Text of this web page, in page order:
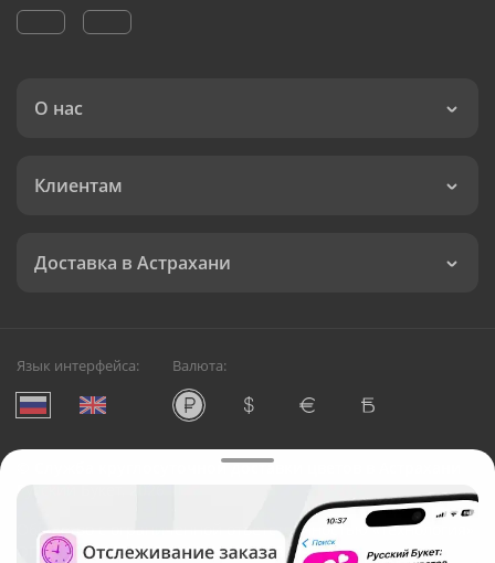
О нас
Клиентам
Доставка в Астрахани
Язык интерфейса: Валюта:
Служба круглосуточной доставки цветов в Астрахани
Русский Букет, 2026
Общество с ограниченной ответственностью «Технология»
ОГРН: 1195476081745, ИНН: 5410081997